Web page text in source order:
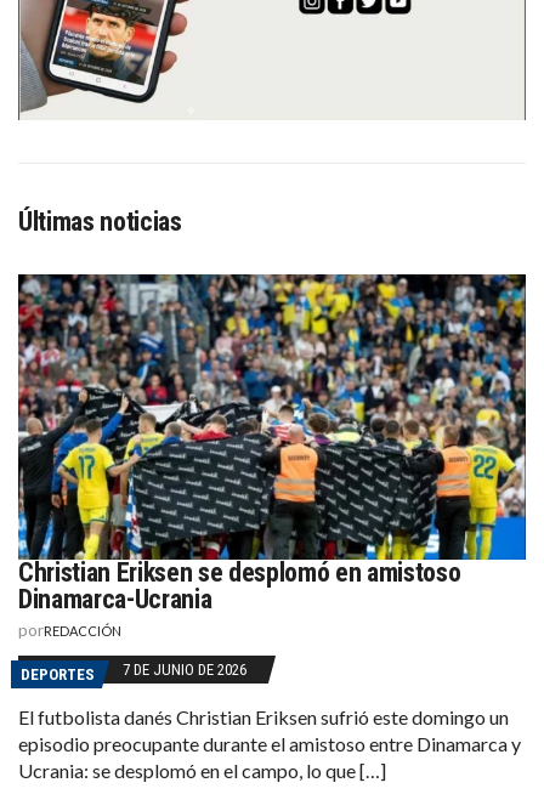
Últimas noticias
Christian Eriksen se desplomó en amistoso
Dinamarca-Ucrania
porREDACCIÓN
DEPORTES 7 DE JUNIO DE 2026
El futbolista danés Christian Eriksen sufrió este domingo un
episodio preocupante durante el amistoso entre Dinamarca y
Ucrania: se desplomó en el campo, lo que […]